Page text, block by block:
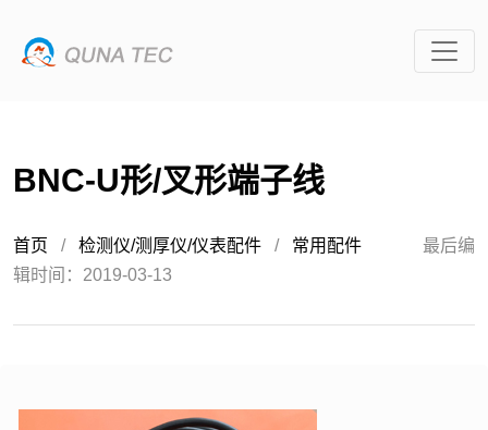
BNC-U形/叉形端子线
首页 / 检测仪/测厚仪/仪表配件 / 常用配件
最后编
辑时间：2019-03-13